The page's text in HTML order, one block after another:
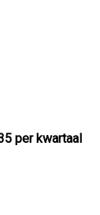
per kwartaal